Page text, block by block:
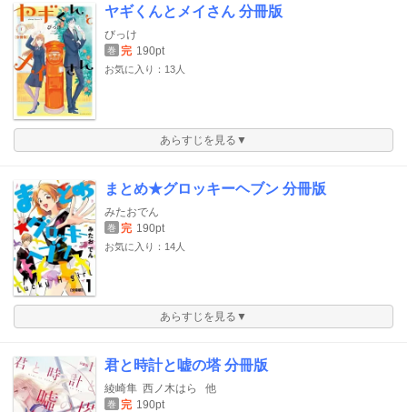
ヤギくんとメイさん 分冊版
びっけ
巻 完 190pt
お気に入り：13人
あらすじを見る▼
まとめ★グロッキーヘブン 分冊版
みたおでん
巻 完 190pt
お気に入り：14人
あらすじを見る▼
君と時計と嘘の塔 分冊版
綾崎隼 西ノ木はら 他
巻 完 190pt